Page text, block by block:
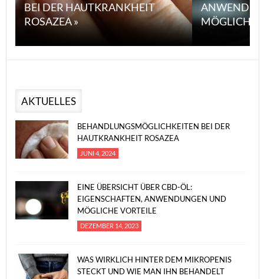
BEI DER HAUTKRANKHEIT
ROSAZEA »
MÖGLICHE
AKTUELLES
BEHANDLUNGSMÖGLICHKEITEN BEI DER
HAUTKRANKHEIT ROSAZEA
JUNI 4, 2024
EINE ÜBERSICHT ÜBER CBD-ÖL:
EIGENSCHAFTEN, ANWENDUNGEN UND
MÖGLICHE VORTEILE
DEZEMBER 14, 2023
WAS WIRKLICH HINTER DEM MIKROPENIS
STECKT UND WIE MAN IHN BEHANDELT